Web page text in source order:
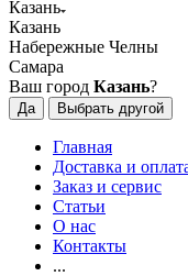
Казань
Казань
Набережные Челны
Самара
Ваш город Казань?
Да Выбрать другой
Главная
Доставка и
Заказ и сервис
Статьи
О нас
Контакты
...